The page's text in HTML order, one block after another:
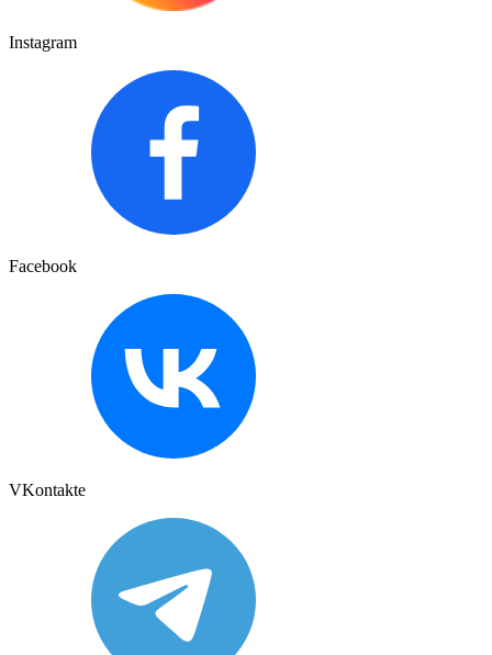
Instagram
Facebook
VKontakte